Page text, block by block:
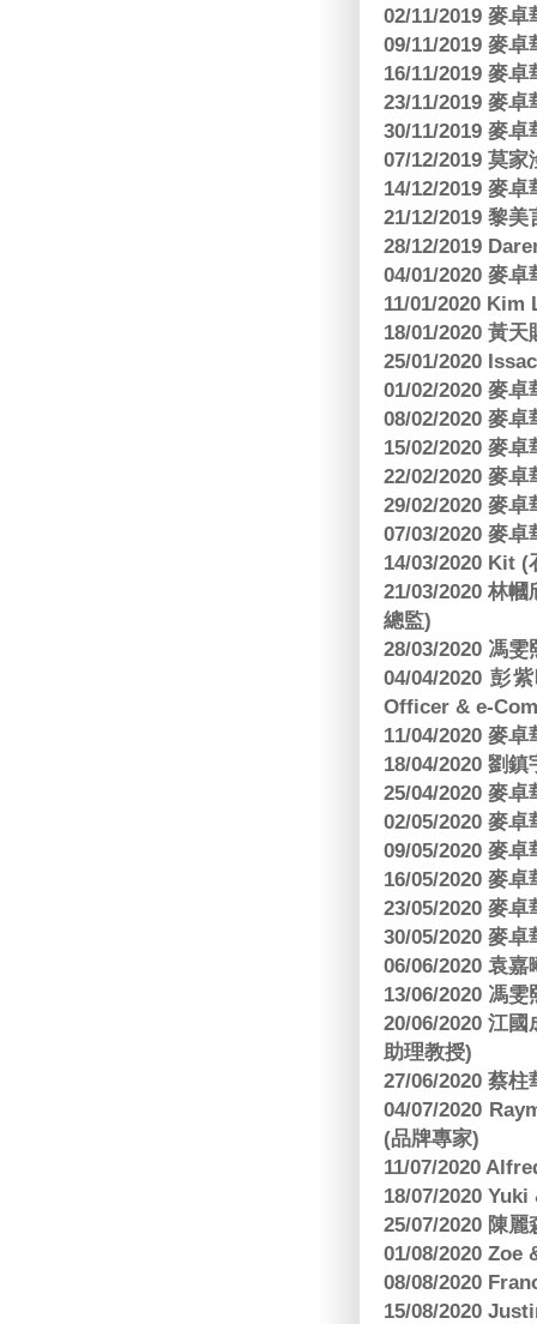
02/11/2019 麥
09/11/2019 麥
16/11/2019 麥
23/11/2019 麥
30/11/2019 麥
07/12/2019 莫
14/12/2019 麥
21/12/2019 黎
28/12/2019
04/01/2020 麥
11/01/2020
18/01/2020 黃
25/01/2020
01/02/2020 麥
08/02/2020 麥
15/02/2020 麥
22/02/2020 麥
29/02/2020 麥
07/03/2020 麥
14/03/2020 Kit
21/03/2020 林
總監)
28/03/2020 馮
04/04/2020 彭
Officer & e-
11/04/2020 麥
18/04/2020 劉
25/04/2020 麥
02/05/2020 麥
09/05/2020 麥
16/05/2020 麥
23/05/2020 麥
30/05/2020 麥
06/06/2020 袁
13/06/2020 馮
20/06/2020 江
助理教授)
27/06/2020 蔡
04/07/2020
(品牌專家)
11/07/2020
18/07/2020
25/07/2020 陳
01/08/2020 Zoe
08/08/2020
15/08/2020